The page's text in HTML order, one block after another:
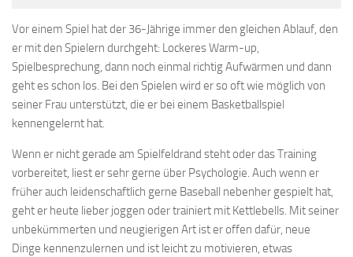
Vor einem Spiel hat der 36-Jährige immer den gleichen Ablauf, den
er mit den Spielern durchgeht: Lockeres Warm-up,
Spielbesprechung, dann noch einmal richtig Aufwärmen und dann
geht es schon los. Bei den Spielen wird er so oft wie möglich von
seiner Frau unterstützt, die er bei einem Basketballspiel
kennengelernt hat.
Wenn er nicht gerade am Spielfeldrand steht oder das Training
vorbereitet, liest er sehr gerne über Psychologie. Auch wenn er
früher auch leidenschaftlich gerne Baseball nebenher gespielt hat,
geht er heute lieber joggen oder trainiert mit Kettlebells. Mit seiner
unbekümmerten und neugierigen Art ist er offen dafür, neue
Dinge kennenzulernen und ist leicht zu motivieren, etwas